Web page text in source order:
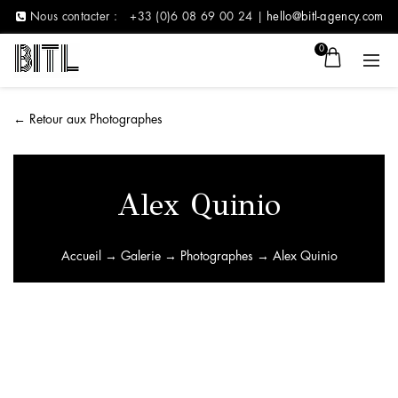
Nous contacter : +33 (0)6 08 69 00 24 | hello@bitl-agency.com
0
← Retour aux Photographes
Alex Quinio
Accueil → Galerie→ Photographes → Alex Quinio